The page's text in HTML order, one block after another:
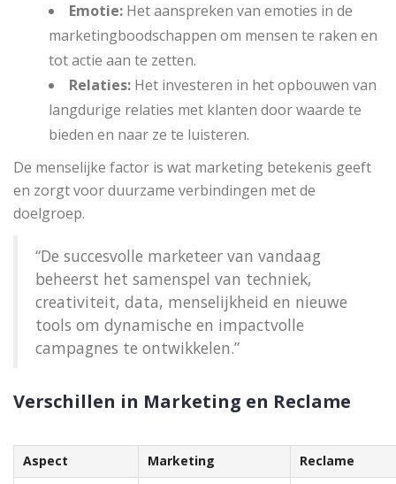
Emotie: Het aanspreken van emoties in de
marketingboodschappen om mensen te raken en
tot actie aan te zetten.
Relaties: Het investeren in het opbouwen van
langdurige relaties met klanten door waarde te
bieden en naar ze te luisteren.
De menselijke factor is wat marketing betekenis geeft
en zorgt voor duurzame verbindingen met de
doelgroep.
“De succesvolle marketeer van vandaag
beheerst het samenspel van techniek,
creativiteit, data, menselijkheid en nieuwe
tools om dynamische en impactvolle
campagnes te ontwikkelen.”
Verschillen in Marketing en Reclame
Aspect Marketing
Reclame